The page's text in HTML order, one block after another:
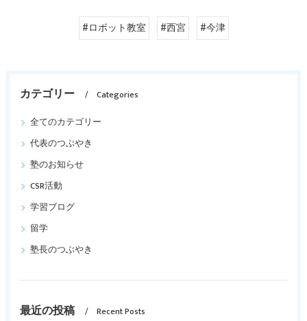
#ロボット教室 #西宮 #今津
カテゴリー
Categories
全てのカテゴリー
代表のつぶやき
塾のお知らせ
CSR活動
学習ブログ
留学
塾長のつぶやき
最近の投稿 Recent Posts